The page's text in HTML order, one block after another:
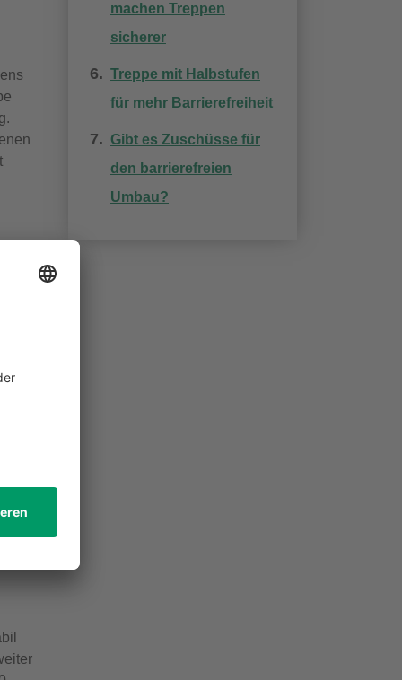
machen Treppen
sicherer
Treppe mit Halbstufen
für mehr Barrierefreiheit
Gibt es Zuschüsse für
den barrierefreien
Umbau?